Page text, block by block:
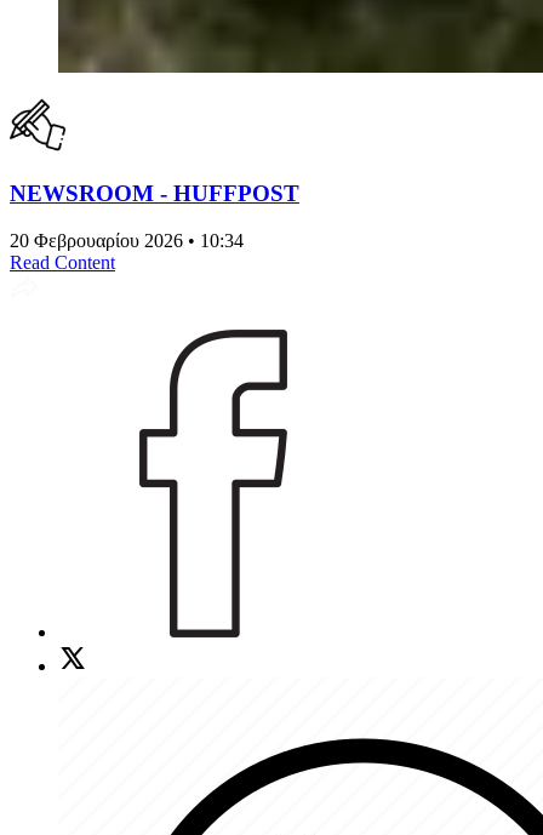
NEWSROOM - HUFFPOST
20 Φεβρουαρίου 2026 • 10:34
Read Content